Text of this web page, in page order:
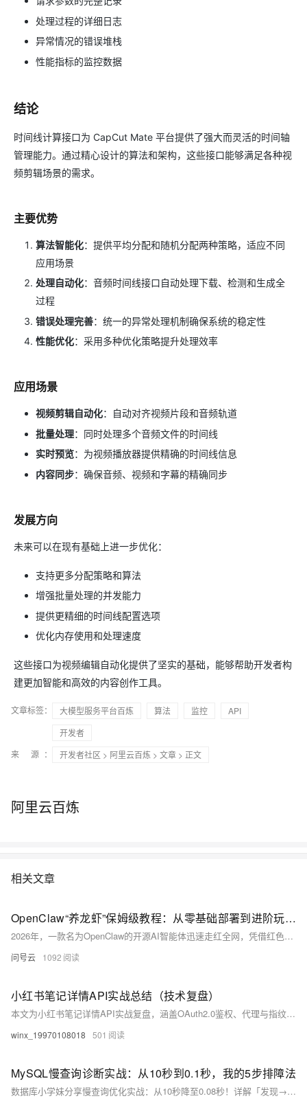
处理过程的详细日志
异常情况的错误堆栈
性能指标的监控数据
结论
时间线计算接口为 CapCut Mate 平台提供了强大而灵活的时间轴
管理能力。通过精心设计的算法和架构，这些接口能够满足各种视
频剪辑场景的需求。
主要优势
算法智能化：提供平均分配和随机分配两种策略，适应不同
应用场景
处理自动化：音频时间线接口自动处理下载、检测和生成全
过程
错误处理完善：统一的异常处理机制确保系统的稳定性
性能优化：采用多种优化策略提升处理效率
应用场景
视频剪辑自动化：自动对齐视频片段和音频轨道
批量处理：同时处理多个音频文件的时间线
实时预览：为视频播放器提供精确的时间线信息
内容同步：确保音频、视频和字幕的精确同步
发展方向
未来可以在现有基础上进一步优化：
支持更多分配策略和算法
增强批量处理的并发能力
提供更精细的时间线配置选项
优化内存使用和处理速度
这些接口为视频编辑自动化提供了坚实的基础，能够帮助开发者构
建更加智能和高效的内容创作工具。
文章标签： 大模型服务平台百炼 算法 监控
API
开发者
来 源：
开发者社区 > 阿里云百炼 > 文章 > 正文
阿里云百炼
相关文章
OpenClaw“养龙虾”保姆级教程：从零基础部署到进阶玩法与安全避坑指南
2026年，一款名为OpenClaw的开源AI智能体迅速走红全网，凭借红色龙虾样式的标识，被爱好者亲切称作“龙虾”，而部署、调教与使用OpenClaw的全过程，也被大家戏称为“养龙虾”。OpenClaw的核心理念是打造真正能落地执行任务的AI，它打破了传统AI仅停留在对话交互的局限，通过赋予模型操作系统、操控软件、读写文件、控制浏览器、执行代码等真实操作权限，让AI从“聊天助手”升级为可以自主干活的数字员工，能够理解自然语言指令并独立完成一系列自动化工作流。
问号云 1092
小红书笔记详情API实战总结（技术复盘）
本文为小红书笔记详情API实战复盘，涵盖OAuth2.0鉴权、代理与指纹配置避封、限流/风控应对等关键问题。详解note_id、access_token等核心参数及结构化返回字段（内容/媒体/互动/作者），助力竞品分析与内容监测。（239字）
winx_19970108018 501
MySQL慢查询诊断实战：从10秒到0.1秒，我的5步排障法
数据库小学妹分享慢查询优化实战：从10秒降至0.08秒！详解「发现→收集→分析→优化→验证」5步排障法，覆盖慢日志配置、EXPLAIN进阶、索引失效场景、JOIN与分页优化等核心技巧，附真实案例与速查表。